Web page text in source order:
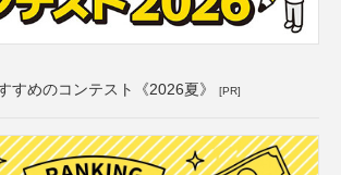
すめのコンテスト《2026夏》 [PR]